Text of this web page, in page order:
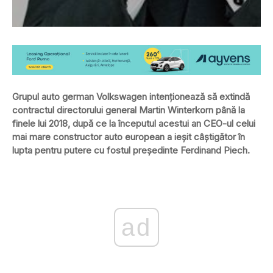
Grupul auto german Volkswagen intenţionează să extindă
contractul directorului general Martin Winterkorn până la
finele lui 2018, după ce la începutul acestui an CEO-ul celui
mai mare constructor auto european a ieşit câştigător în
lupta pentru putere cu fostul preşedinte Ferdinand Piech.
ad